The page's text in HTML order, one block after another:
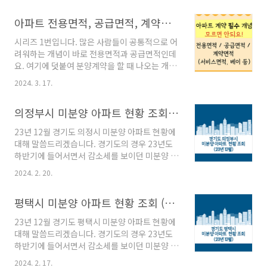
하는 때에는 이를 원상에..
확인)▼ 노후계획도시정비특별법 시행령 입법예
고 내용 정리(재건축 완화 대상 확대) 2024년 1
월 31일 수요일에 국도교통부에서 발표한 노후
계획도시 특별법에 따라 재건축 안전진단 면제
기준 등이 구체화되었습니다. 재건축 요건 완화
는 많은 분들이 기다리던 소식인데요. 본 포
은 4월 27일이기에 한 번 더 정리하여 알려드리
려고 합니다. 본 포스팅에서는 노후계획도시 특
별법에 대하여 한 번..
아파트 전용면적, 공급면적, 계약면적, 베이 등 쉽게 이해하기
시리즈 1번입니다. 많은 사람들이 공통적으로 어
려워하는 개념이 바로 전용면적과 공급면적인데
요. 여기에 덧붙여 분양계약을 할 때 나오는 개념
인 계약면적까지. 3가지 용어가 함께 쓰이니 헷갈
릴 만도 합니다. 그 외에 서비스면적과 주거공용
바가 무엇인지도 정확히 알아야 할 필요가 있습
니다. 본 포스팅에서는 아파트 전용면적, 공급면
적, 계약면적의 차이 그리고 서비스면적, 주거공
용면적, 베이의 개념을 이미지와 함께 쉽게 알려
드리도록 하겠습니다. 아파트 면적(전용면적, 공
급면적, 계약면적+ 서비스면적, 주거공용면적
게 말해서 우리가 사용하는 실질적인 '생활공
간'이라고 보시면 됩니다. 주택형에 쓰이는 면적
으로 신발을 벗고..
2024. 3. 17.
의정부시 미분양 아파트 현황 조회 (23년 12월)
23년 12월 경기도 의정시 미분양 아파트 현황에
대해 말씀드리겠습니다. 경기도의 경우 23년도
하반기에 들어서면서 감소세를 보이던 미분양 아
파트 세대수가 다시 증가하는 추세로 변하였습니
다. 다만 의정부시는 미분양 아파트 세대수가 정
양 세대수가 큰폭으로 증가하였습니다. 자세한
내용은 아래에서 확인하실 수 있습니다. 보다 자
세한 지역별 미분양 아파트의 흐름과 미분양 아
파트 리스트를 확인하려면 아래 글을 참조하시기
바랍니다. 수도권 및 지방 미분양 아파트 조회 의
정부시 미분양 아파트 현황 23년 12월 기준 경기
2024. 2. 20.
평택시 미분양 아파트 현황 조회 (23년 12월)
23년 12월 경기도 평택시 미분양 아파트 현황에
대해 말씀드리겠습니다. 경기도의 경우 23년도
하반기에 들어서면서 감소세를 보이던 미분양 아
파트 세대수가 다시 증가하는 추세로 변하였습니
2024. 2. 17.